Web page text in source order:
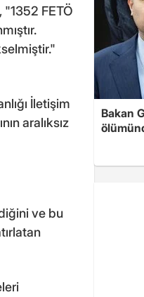
"1352 FETÖ
İletişim
aralıksız
ve bu
Bakan